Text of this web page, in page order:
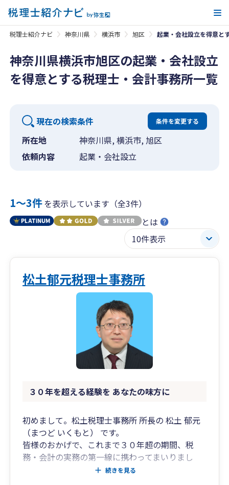
税理士紹介ナビ 神奈川県 横浜市 旭区 起業・会社設立を得意と
神奈川県横浜市旭区の起業・会社設立
を得意とする税理士・会計事務所一覧
現在の検索条件 条件を変更する
所在地
神奈川県, 横浜市, 旭区
依頼内容
起業・会社設立
1〜3件を表示しています（全3件）
とは
松土郁元税理士事務所
３０年を超える経験を あなたの味方に
初めまして。松土税理士事務所 所長の 松土 郁元
（まつど いくもと） です。
皆様のおかげで、これまで３０年超の期間、税
務・会計の実務の第一線に携わってまいりまし
た。その中で一貫して大切にしているのは、「き
続きを見る